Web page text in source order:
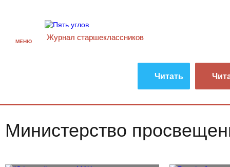
МЕНЮ Журнал старшекласcников
Читать
Министерство